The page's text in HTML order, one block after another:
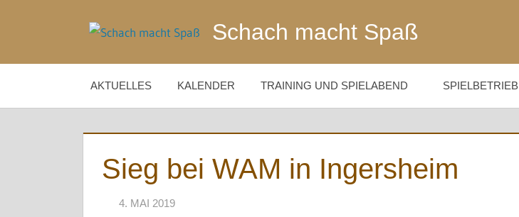
Schach macht Spaß
AKTUELLES KALENDER TRAINING UND SPIELABEND SPIELBETRIEB
Sieg bei WAM in Ingersheim
4. MAI 2019